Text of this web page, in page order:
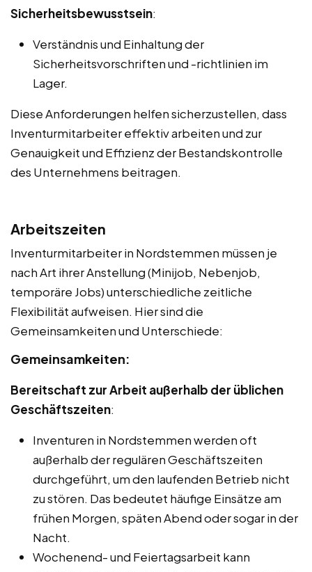
Sicherheitsbewusstsein:
Verständnis und Einhaltung der
Sicherheitsvorschriften und -richtlinien im
Lager.
Diese Anforderungen helfen sicherzustellen, dass
Inventurmitarbeiter effektiv arbeiten und zur
Genauigkeit und Effizienz der Bestandskontrolle
des Unternehmens beitragen.
Arbeitszeiten
Inventurmitarbeiter in Nordstemmen müssen je
nach Art ihrer Anstellung (Minijob, Nebenjob,
temporäre Jobs) unterschiedliche zeitliche
Flexibilität aufweisen. Hier sind die
Gemeinsamkeiten und Unterschiede:
Gemeinsamkeiten:
Bereitschaft zur Arbeit außerhalb der üblichen
Geschäftszeiten:
Inventuren in Nordstemmen werden oft
außerhalb der regulären Geschäftszeiten
durchgeführt, um den laufenden Betrieb nicht
zu stören. Das bedeutet häufige Einsätze am
frühen Morgen, späten Abend oder sogar in der
Nacht.
Wochenend- und Feiertagsarbeit kann